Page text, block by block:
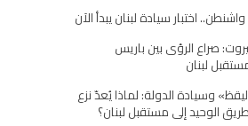
اختبار سيادة لبنان يبدأ الآن
صراع الرؤى بين باريس
لبنان
وسيادة الدولة: لماذا يُعدّ نزع
الوحيد إلى مستقبل لبنان؟